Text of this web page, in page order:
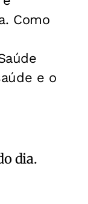
Como
e o
dia.